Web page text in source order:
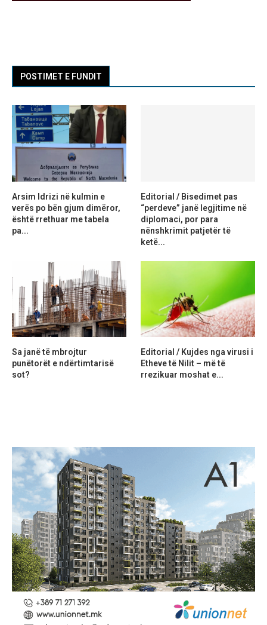
POSTIMET E FUNDIT
Arsim Idrizi në kulmin e
verës po bën gjum dimëror,
është rrethuar me tabela
pa...
Editorial / Bisedimet pas
“perdeve” janë legjitime në
diplomaci, por para
nënshkrimit patjetër të
ketë...
Sa janë të mbrojtur
punëtorët e ndërtimtarisë
sot?
Editorial / Kujdes nga virusi i
Etheve të Nilit – më të
rrezikuar moshat e...